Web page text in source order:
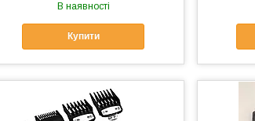
В наявності
Купити